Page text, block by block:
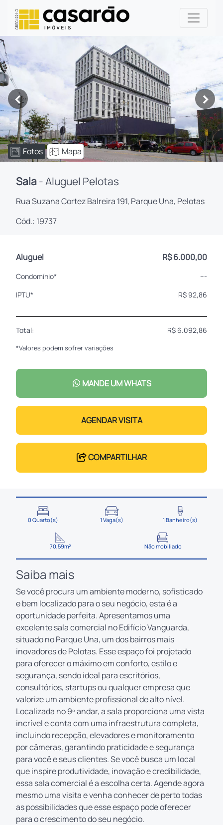
< >
Fotos Mapa
Sala- Aluguel Pelotas
Rua Suzana Cortez Balreira 191, Parque Una, Pelotas
Cód.: 19737
Aluguel R$ 6.000,00
Condomínio*
---
IPTU*
R$ 92,86
Total: R$ 6.092,86
*Valores podem sofrer variações
MANDE UM WHATS
AGENDAR VISITA
COMPARTILHAR
0 Quarto(s) 1 Vaga(s) 1 Banheiro(s)
70,59m² Não mobiliado
Saiba mais
Se você procura um ambiente moderno, sofisticado
e bem localizado para o seu negócio, esta é a
oportunidade perfeita. Apresentamos uma
excelente sala comercial no Edifício Vanguarda,
situado no Parque Una, um dos bairros mais
inovadores de Pelotas. Esse espaço foi projetado
para oferecer o máximo em conforto, estilo e
segurança, sendo ideal para escritórios,
consultórios, startups ou qualquer empresa que
valorize um ambiente profissional de alto nível.
Localizada no 9º andar, a sala proporciona uma vista
incrível e conta com uma infraestrutura completa,
incluindo recepção, elevadores e monitoramento
por câmeras, garantindo praticidade e segurança
para você e seus clientes. Se você busca um local
que inspire produtividade, inovação e credibilidade,
essa sala comercial é a escolha certa. Agende agora
mesmo uma visita e venha conhecer de perto todas
as possibilidades que esse espaço pode oferecer
para o crescimento do seu negócio.